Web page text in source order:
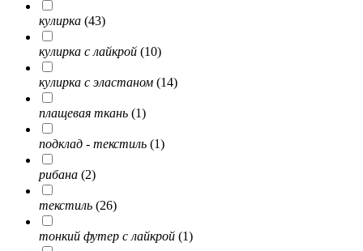
кулирка (43)
кулирка с лайкрой (10)
кулирка с эластаном (14)
плащевая ткань (1)
подклад - текстиль (1)
рибана (2)
текстиль (26)
тонкий футер с лайкрой (1)